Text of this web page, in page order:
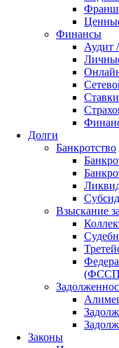
Финансы
Аудит
Ставки
Долги
Банкротство
Взыскание
Законы